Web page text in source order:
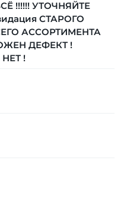
!!!!!! УТОЧНЯЙТЕ
СТАРОГО
АССОРТИМЕНТА
ДЕФЕКТ !
!